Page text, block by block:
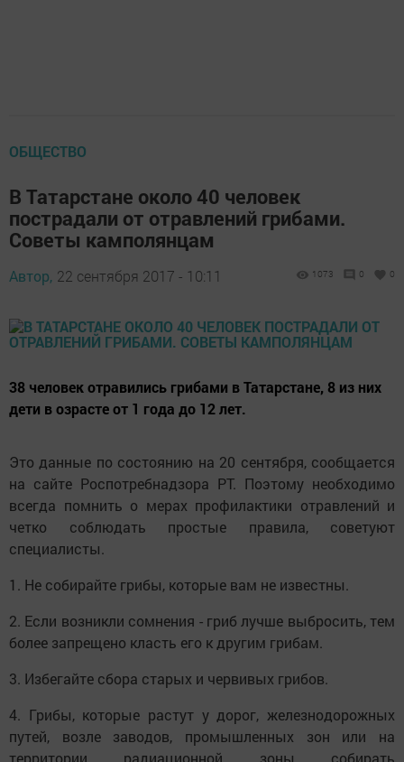
ОБЩЕСТВО
В Татарстане около 40 человек
пострадали от отравлений грибами.
Советы камполянцам
Автор, 22 сентября 2017 - 10:11 1073 0 0
38 человек отравились грибами в Татарстане, 8 из них
дети в озрасте от 1 года до 12 лет.
Это данные по состоянию на 20 сентября, сообщается
на сайте Роспотребнадзора РТ. Поэтому необходимо
всегда помнить о мерах профилактики отравлений и
четко соблюдать простые правила, советуют
специалисты.
1. Не собирайте грибы, которые вам не известны.
2. Если возникли сомнения - гриб лучше выбросить, тем
более запрещено класть его к другим грибам.
3. Избегайте сбора старых и червивых грибов.
4. Грибы, которые растут у дорог, железнодорожных
путей, возле заводов, промышленных зон или на
территории радиационной зоны собирать